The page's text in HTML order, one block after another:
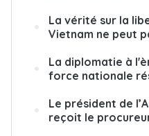
La vérité sur la
Vietnam ne peut
La diplomatie à
force nationale
Le président de
reçoit le